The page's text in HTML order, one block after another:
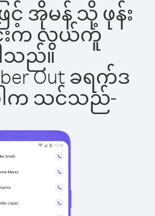
ြင့် အိုမန် သို့ ဖုန်း
င်းက လွယ်ကူ
သည်။
Out ခရက်ဒ
ပါက သင်သည်-